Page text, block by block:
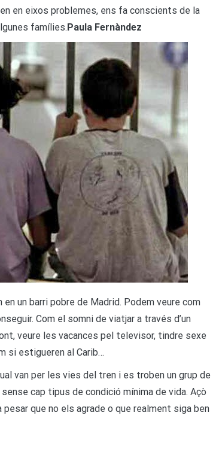
en eixos problemes, ens fa conscients de la
famílies.Paula Fernàndez
un barri pobre de Madrid. Podem veure com
Com el somni de viatjar a través d’un
veure les vacances pel televisor, tindre sexe
si estigueren al Carib…
van per les vies del tren i es troben un grup de
cap tipus de condició mínima de vida. Açò
que no els agrade o que realment siga ben